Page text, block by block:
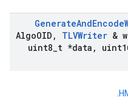
GenerateAndEncode
AlgoOID , TLVWriter &
uint8 t *data ,